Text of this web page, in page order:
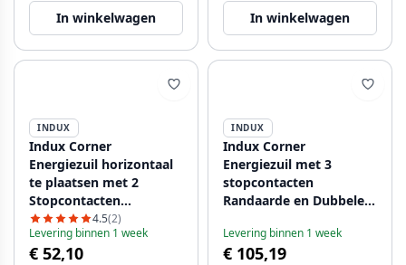
In winkelwagen In winkelwagen
INDUX
Indux Corner
Еnergiezuil horizontaal
te plaatsen met 2
Stopcontacten
Randaarde RVS
1208953211
4.5(2)
Levering binnen 1 week
€ 52,10
INDUX
Indux Corner
Еnergiezuil met 3
stopcontacten
Randaarde en Dubbele
1208953216
Levering binnen 1 week
€ 105,19